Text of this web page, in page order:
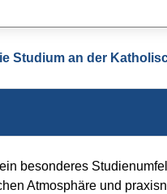
Studium an der
besonderes
Atmosphäre und